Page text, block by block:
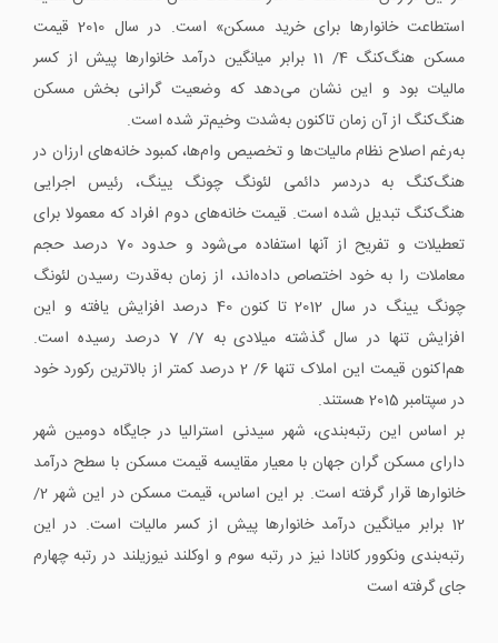
استطاعت خانوارها برای خرید مسکن» است. در سال 2010 قیمت
مسکن هنگ‌کنگ 4/ 11 برابر میانگین درآمد خانوارها پیش از کسر
مالیات بود و این نشان می‌دهد که وضعیت گرانی بخش مسکن
هنگ‌کنگ از آن زمان تاکنون به‌شدت وخیم‌تر شده است.
به‌رغم اصلاح نظام مالیات‌ها و تخصیص وام‌ها، کمبود خانه‌های ارزان در
هنگ‌کنگ به دردسر دائمی لئونگ چونگ یینگ، رئیس اجرایی
هنگ‌کنگ تبدیل شده است. قیمت خانه‌های دوم افراد که معمولا برای
تعطیلات و تفریح از آنها استفاده می‌شود و حدود 70 درصد حجم
معاملات را به خود اختصاص داده‌اند، از زمان به‌قدرت رسیدن لئونگ
چونگ یینگ در سال 2012 تا کنون 40 درصد افزایش یافته و این
افزایش تنها در سال گذشته میلادی به 7/ 7 درصد رسیده است.
هم‌اکنون قیمت این املاک تنها 6/ 2 درصد کمتر از بالاترین رکورد خود
در سپتامبر 2015 هستند.
بر اساس این رتبه‌بندی، شهر سیدنی استرالیا در جایگاه دومین شهر
دارای مسکن گران جهان با معیار مقایسه قیمت مسکن با سطح درآمد
خانوارها قرار گرفته است. بر این اساس، قیمت مسکن در این شهر 2/
12 برابر میانگین درآمد خانوارها پیش از کسر مالیات است. در این
رتبه‌بندی ونکوور کانادا نیز در رتبه سوم و اوکلند نیوزیلند در رتبه چهارم
جای گرفته است